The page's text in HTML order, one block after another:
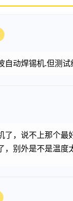
自动焊锡机.但测
了，说不上那个
别外是不是温度